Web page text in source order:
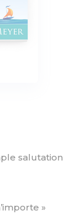
salutation
»